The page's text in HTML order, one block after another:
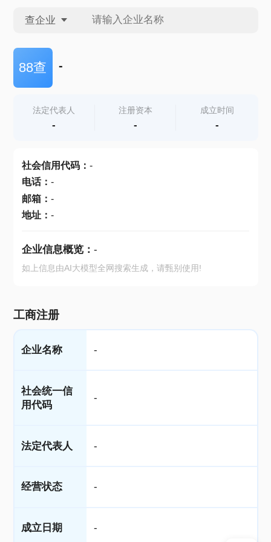
查企业
查企业
查产地
88查 -
法定代表人
-
注册资本
-
成立时间
-
社会信用代码： -
电话： -
邮箱： -
地址： -
企业信息概览： -
如上信息由AI大模型全网搜索生成，请甄别使用!
工商注册
企业名称 -
社会统一信
用代码
-
法定代表人 -
经营状态 -
成立日期 -